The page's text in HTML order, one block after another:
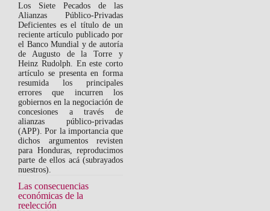
Los Siete Pecados de las
Alianzas Público-Privadas
Deficientes es el título de un
reciente artículo publicado por
el Banco Mundial y de autoría
de Augusto de la Torre y
Heinz Rudolph. En este corto
artículo se presenta en forma
resumida los principales
errores que incurren los
gobiernos en la negociación de
concesiones a través de
alianzas público-privadas
(APP). Por la importancia que
dichos argumentos revisten
para Honduras, reproducimos
parte de ellos acá (subrayados
nuestros).
Las consecuencias
económicas de la
reelección